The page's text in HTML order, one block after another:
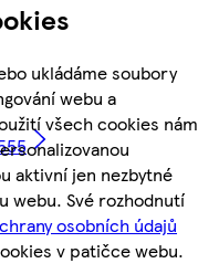
ukládáme soubory
webu a
všech cookies nám
aktivní jen nezbytné
webu. Své rozhodnutí
osobních údajů
v patičce webu.